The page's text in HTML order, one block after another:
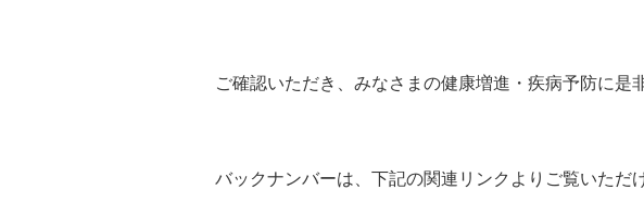
ご確認いただき、みなさまの健康増進・疾病予防に是
バックナンバーは、下記の関連リンクよりご覧いただけ